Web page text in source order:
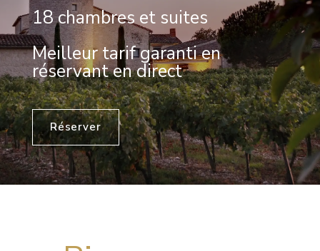
18 chambres et suites
Meilleur tarif garanti en
réservant en direct
Réserver